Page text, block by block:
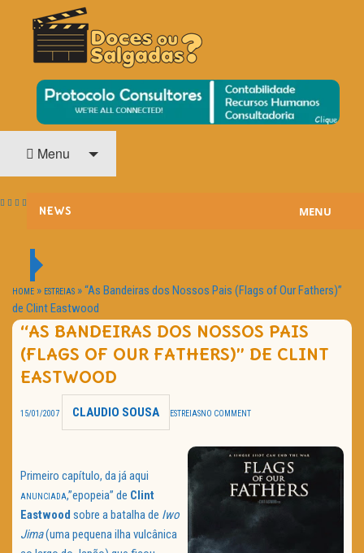
DOCES OU SALGADAS?
O Cinema? Uma Paixão!!
Menu
NEWS
PASSATEMPOS
HOME CINEMA
NOTA PESSOAL
MENU
HOME » ESTREIAS »“As Bandeiras dos Nossos Pais (Flags of Our Fathers)”
de Clint Eastwood
“AS BANDEIRAS DOS NOSSOS PAIS
(FLAGS OF OUR FATHERS)” DE CLINT
EASTWOOD
15/01/2007 CLAUDIO SOUSA ESTREIASNO COMMENT
Primeiro capítulo, da já aqui
ANUNCIADA,”epopeia” de Clint
Eastwood sobre a batalha de Iwo
Jima(uma pequena ilha vulcânica